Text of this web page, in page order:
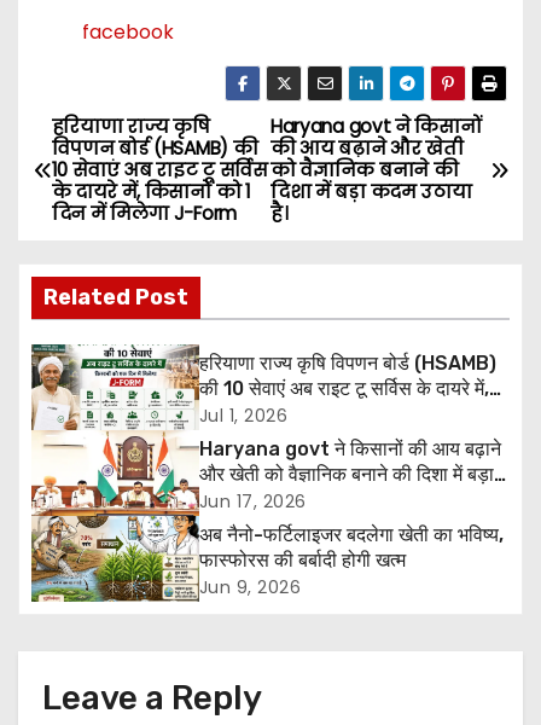
facebook
P
o
t
n
a
v
i
g
a
Haryana govt ने किसानों
की आय बढ़ाने और खेती
को वैज्ञानिक बनाने की
दिशा में बड़ा कदम उठाया
है।
हरियाणा राज्य कृषि
विपणन बोर्ड (HSAMB) की
10 सेवाएं अब राइट टू सर्विस
के दायरे में, किसानों को 1
दिन में मिलेगा J-Form
Related Post
हरियाणा राज्य कृषि विपणन बोर्ड (HSAMB)
की 10 सेवाएं अब राइट टू सर्विस के दायरे में,
किसानों को 1 दिन में मिलेगा J-Form
Jul 1, 2026
Haryana govt ने किसानों की आय बढ़ाने
और खेती को वैज्ञानिक बनाने की दिशा में बड़ा
कदम उठाया है।
Jun 17, 2026
अब नैनो-फर्टिलाइजर बदलेगा खेती का भविष्य,
फास्फोरस की बर्बादी होगी खत्म
Jun 9, 2026
Leave a Reply